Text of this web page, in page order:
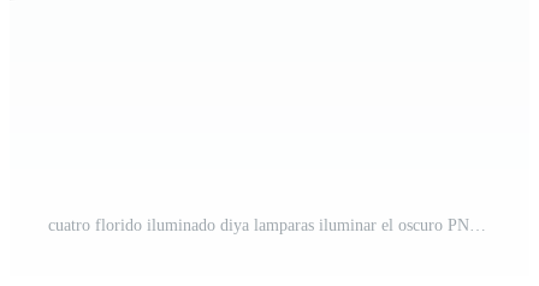
cuatro florido iluminado diya lamparas iluminar el oscuro PNG Pro